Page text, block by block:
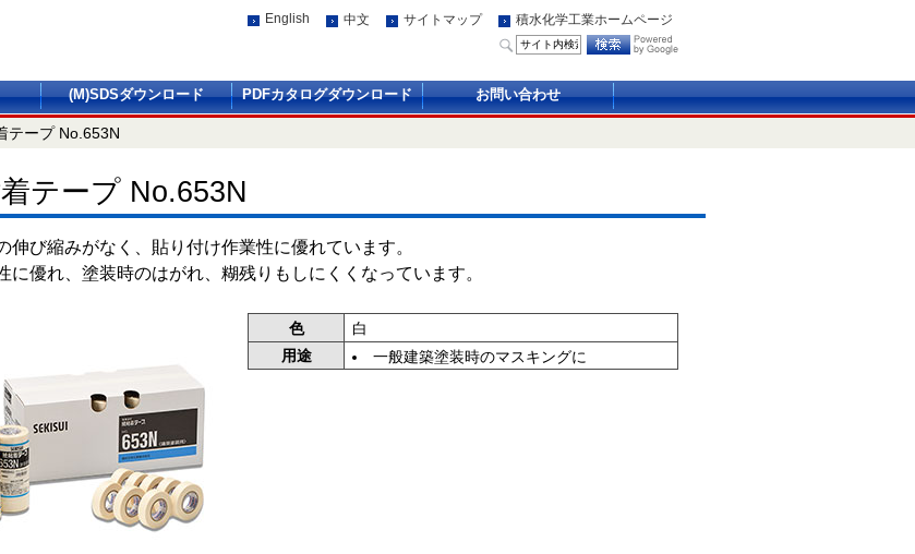
English 中文 サイトマップ 積水化学工業ホームページ
(M)SDSダウンロード PDFカタログダウンロード お問い合わせ
テープ No.653N
テープ No.653N
伸び縮みがなく、貼り付け作業性に優れています。
に優れ、塗装時のはがれ、糊残りもしにくくなっています。
色
白
用途
一般建築塗装時のマスキングに